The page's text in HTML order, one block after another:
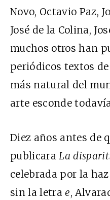
Novo, Octavio Paz,
José de la Colina,
muchos otros han
periódicos textos
más natural del
arte esconde
Diez años antes de
publicara La
celebrada por la
sin la letrae,